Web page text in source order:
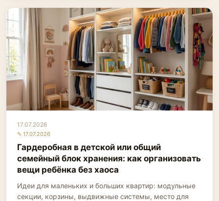
17.07.2026
✎ 17.07.2026
Гардеробная в детской или общий
семейный блок хранения: как организовать
вещи ребёнка без хаоса
Идеи для маленьких и больших квартир: модульные
секции, корзины, выдвижные системы, место для